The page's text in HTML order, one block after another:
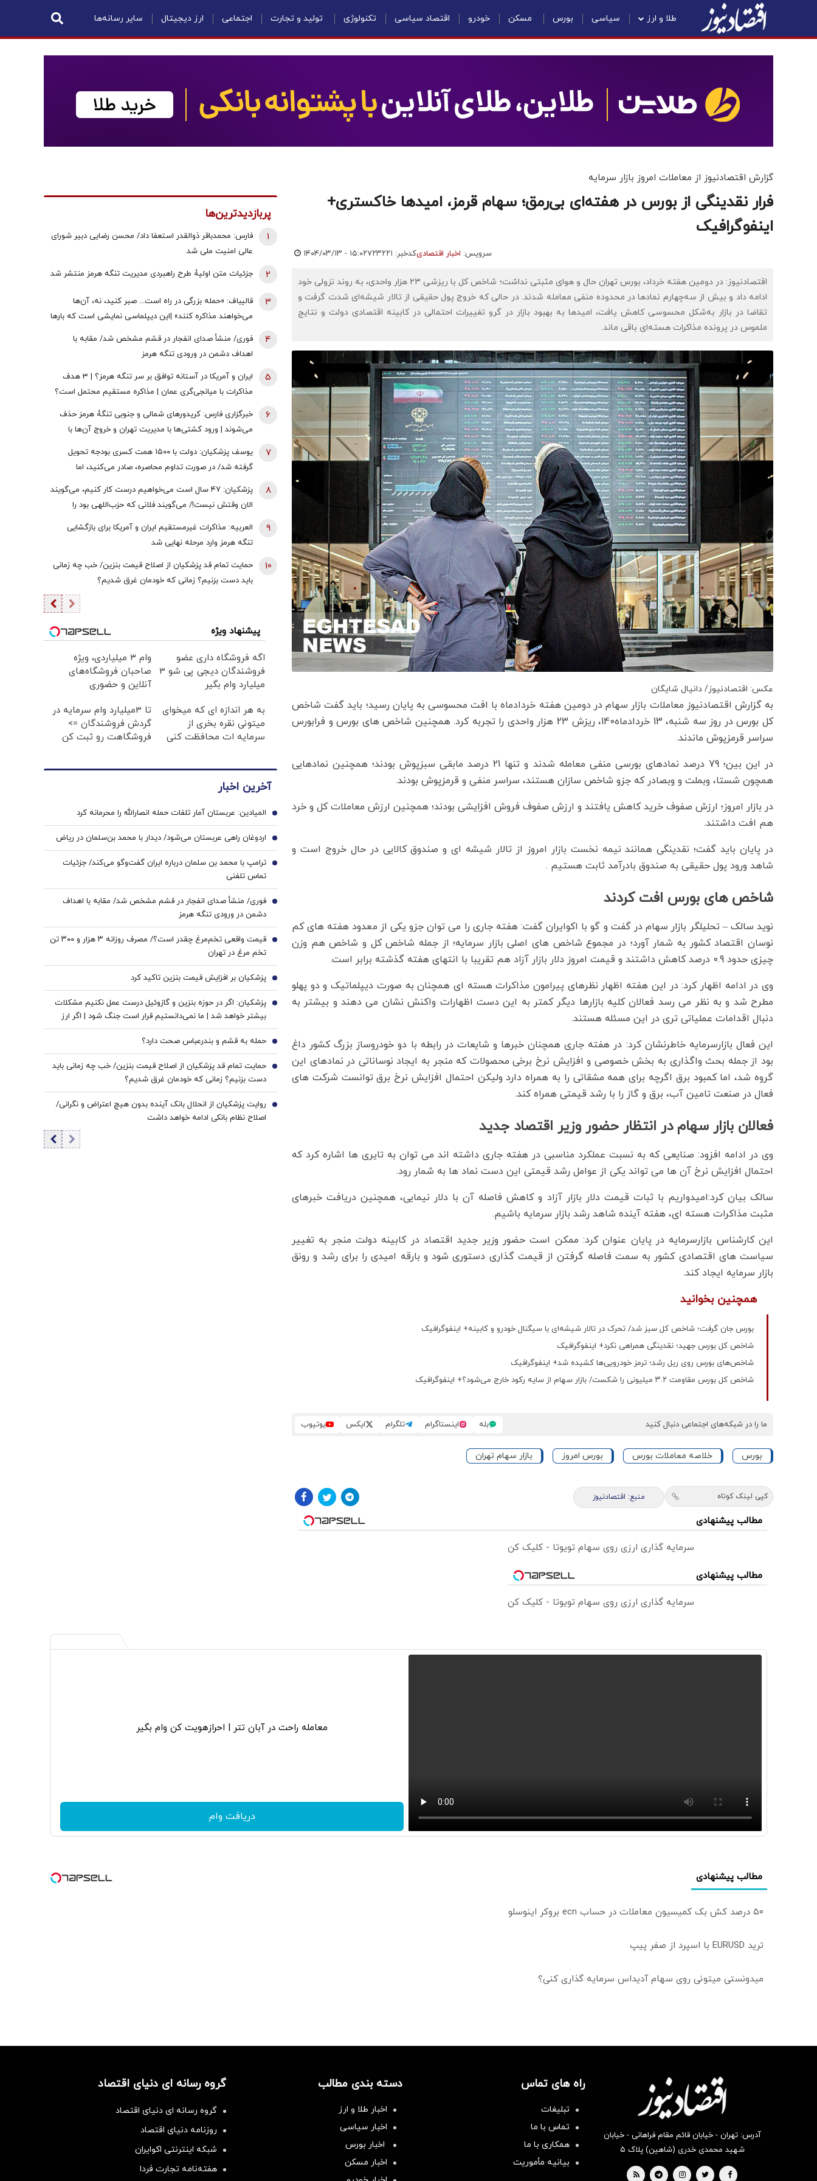
طلا و ارز سیاسی بورس مسکن خودرو اقتصاد سیاسی تکنولوژی تولید و تجارت اجتماعی ارز دیجیتال سایر رسانه‌ها
گزارش اقتصادنیوز از معاملات امروز بازار سرمایه
فرار نقدینگی از بورس در هفته‌ای بی‌رمق؛ سهام قرمز، امیدها خاکستری+
اینفوگرافیک
سرویس: اخبار اقتصادیکدخبر: ۷۲۳۲۲۱ ۱۴۰۴/۰۳/۱۳ - ۱۵:۰۲
اقتصادنیوز: در دومین هفته خرداد، بورس تهران حال و هوای مثبتی نداشت؛ شاخص کل با ریزشی ۲۳ هزار واحدی، به روند نزولی خود
ادامه داد و بیش از سه‌چهارم نمادها در محدوده منفی معامله شدند. در حالی که خروج پول حقیقی از تالار شیشه‌ای شدت گرفت و
تقاضا در بازار به‌شکل محسوسی کاهش یافت، امیدها به بهبود بازار در گرو تغییرات احتمالی در کابینه اقتصادی دولت و نتایج
ملموس در پرونده مذاکرات هسته‌ای باقی ماند.
عکس: اقتصادنیوز/ دانیال شایگان
به گزارش اقتصادنیوز معاملات بازار سهام در دومین هفته خردادماه با افت محسوسی به پایان رسید؛ باید گفت شاخص
کل بورس در روز سه شنبه، 13 خردادماه140، ریزش 23 هزار واحدی را تجربه کرد. همچنین شاخص های بورس و فرابورس
سراسر قرمزپوش ماندند.
در این بین؛ 79 درصد نمادهای بورسی منفی معامله شدند و تنها 21 درصد مابقی سبزپوش بودند؛ همچنین نمادهایی
همچون شستا، وبملت و وبصادر که جزو شاخص سازان هستند، سراسر منفی و قرمزپوش بودند.
در بازار امروز؛ ارزش صفوف خرید کاهش یافتند و ارزش صفوف فروش افزایشی بودند؛ همچنین ارزش معاملات کل و خرد
هم افت داشتند.
در پایان باید گفت؛ نقدینگی همانند نیمه نخست بازار امروز از تالار شیشه ای و صندوق کالایی در حال خروج است و
شاهد ورود پول حقیقی به صندوق بادرآمد ثابت هستیم .
شاخص های بورس افت کردند
نوید سالک – تحلیلگر بازار سهام در گفت و گو با اکوایران گفت: هفته جاری را ­می­ توان جزو یکی از معدود هفته های کم
نوسان اقتصاد کشور به شمار آورد؛ در مجموع شاخص های اصلی بازار سرمایه؛ از جمله شاخص کل و شاخص هم وزن
چیزی حدود 0.9 درصد کاهش داشتند و قیمت امروز دلار بازار آزاد هم تقریبا با انتهای هفته گذشته برابر است.
وی در ادامه اظهار کرد: در این هفته اظهار نظرهای پیرامون مذاکرات هسته ای همچنان به صورت دیپلماتیک و دو پهلو
مطرح شد و به نظر می رسد فعالان کلیه بازارها دیگر کمتر به این دست اظهارات واکنش نشان می دهند و بیشتر به
دنبال اقدامات عملیاتی تری در این مسئله هستند.
این فعال بازارسرمایه خاطرنشان کرد: در هفته جاری همچنان خبرها و شایعات در رابطه با دو خودروساز بزرگ کشور داغ
بود از جمله بحث واگذاری به بخش خصوصی و افزایش نرخ برخی محصولات که منجر به ایجاد نوساناتی در نمادهای این
گروه شد، اما کمبود برق اگرچه برای همه مشقاتی را به همراه دارد ولیکن احتمال افزایش نرخ برق توانست شرکت های
فعال در صنعت تامین آب، برق و گاز را با رشد قیمتی همراه کند.
فعالان بازار سهام در انتظار حضور وزیر اقتصاد جدید
وی در ادامه افزود: صنایعی که به نسبت عملکرد مناسبی در هفته جاری داشته اند می توان به تایری ها اشاره کرد که
احتمال افزایش نرخ آن ها می تواند یکی از عوامل رشد قیمتی این دست نماد ها به شمار رود.
سالک بیان کرد:امیدواریم با ثبات قیمت دلار بازار آزاد و کاهش فاصله آن با دلار نیمایی، همچنین دریافت خبرهای
مثبت مذاکرات هسته ای، هفته آینده شاهد رشد بازار سرمایه باشیم.
این کارشناس بازارسرمایه در پایان عنوان کرد: ممکن است حضور وزیر جدید اقتصاد در کابینه دولت منجر به تغییر
سیاست های اقتصادی کشور به سمت فاصله گرفتن از قیمت گذاری دستوری شود و بارقه امیدی را برای رشد و رونق
بازار سرمایه ایجاد کند.
همچنین بخوانید
بورس جان گرفت؛ شاخص کل سبز شد/ تحرک در تالار شیشه‌ای با سیگنال خودرو و کابینه+ اینفوگرافیک
شاخص کل بورس جهید؛ نقدینگی همراهی نکرد+ اینفوگرافیک
شاخص‌های بورس روی ریل رشد؛ ترمز خودرویی‌ها کشیده شد+ اینفوگرافیک
شاخص کل بورس مقاومت ۳.۲ میلیونی را شکست/ بازار سهام از سایه رکود خارج می‌شود؟+ اینفوگرافیک
ما را در شبکه‌های اجتماعی دنبال کنید بله اینستاگرام تلگرام ایکس یوتیوب
بورس خلاصه معاملات بورس بورس امروز بازار سهام تهران
کپی لینک کوتاه منبع: اقتصادنیوز
مطالب پیشنهادی
سرمایه گذاری ارزی روی سهام تویوتا - کلیک کن
مطالب پیشنهادی
سرمایه گذاری ارزی روی سهام تویوتا - کلیک کن
پربازدیدترین‌ها
فارس: محمدباقر ذوالقدر استعفا داد/ محسن رضایی دبیر شورای
عالی امنیت ملی شد
1
جزئیات متن اولیۀ طرح راهبردی مدیریت تنگه هرمز منتشر شد 2
قالیباف: «حمله بزرگی در راه است... صبر کنید، نه، آن‌ها
می‌خواهند مذاکره کنند» |این دیپلماسی نمایشی است که بارها
تکرار شده است
3
فوری/ منشأ صدای انفجار در قشم مشخص شد/ مقابه با
اهداف دشمن در ورودی تنگه هرمز
4
ایران و آمریکا در آستانه توافق بر سر تنگه هرمز؟ | 3 هدف
مذاکرات با میانجی‌گری عمان | مذاکره مستقیم محتمل است؟
5
خبرگزاری فارس: کریدورهای شمالی و جنوبی تنگۀ هرمز حذف
می‌شوند | ورود کشتی‌ها با مدیریت تهران و خروج آن‌ها با
تنگه در قالب بهای خدمات است
6
یوسف پزشکیان: دولت با ۱۵۰۰ همت کسری بودجه تحویل
گرفته شد/ در صورت تداوم محاصره، صادر می‌کنید، اما
7
پزشکیان: ۴۷ سال است می‌خواهیم درست کار کنیم، می‌گویند
الان وقتش نیست!/ می‌گویند فلانی که حزب‌اللهی بود را
8
العربیه: مذاکرات غیرمستقیم ایران و آمریکا برای بازگشایی
تنگه هرمز وارد مرحله نهایی شد
9
حمایت تمام قد پزشکیان از اصلاح قیمت بنزین/ خب چه زمانی
باید دست بزنیم؟ زمانی که خودمان غرق شدیم؟
10
پیشنهاد ویژه
اگه فروشگاه داری عضو
فروشندگان دیجی پی شو 3
میلیارد وام بگیر
وام ۳ میلیاردی، ویژه
صاحبان فروشگاه‌های
آنلاین و حضوری
به هر اندازه ای که میخوای
میتونی نقره بخری از
سرمایه ات محافظت کنی
تا 3میلیارد وام سرمایه در
گردش فروشندگان =>
فروشگاهت رو ثبت کن
آخرین اخبار
المیادین: عربستان آمار تلفات حمله انصارالله را محرمانه کرد 1
اردوغان راهی عربستان می‌شود/ دیدار با محمد بن‌سلمان در ریاض 2
ترامپ با محمد بن سلمان درباره ایران گفت‌وگو می‌کند/ جزئیات
تماس تلفنی
3
فوری/ منشأ صدای انفجار در قشم مشخص شد/ مقابه با اهداف
دشمن در ورودی تنگه هرمز
4
قیمت واقعی تخم‌مرغ چقدر است؟/ مصرف روزانه ۳ هزار و ۳۰۰ تن
تخم مرغ در تهران
5
پزشکیان بر افزایش قیمت بنزین تاکید کرد 6
پزشکیان: اگر در حوزه بنزین و گازوئیل درست عمل نکنیم مشکلات
بیشتر خواهد شد | ما نمی‌دانستیم قرار است جنگ شود | اگر ارز
ترجیحی حذف نمی شد با شروع جنگ قحطی در بازار قطعی بود
7
حمله به قشم و بندرعباس صحت دارد؟ 8
حمایت تمام قد پزشکیان از اصلاح قیمت بنزین/ خب چه زمانی باید
دست بزنیم؟ زمانی که خودمان غرق شدیم؟
9
روایت پزشکیان از انحلال بانک آینده بدون هیچ اعتراض و نگرانی/
اصلاح نظام بانکی ادامه خواهد داشت
10
معامله راحت در آبان تتر | احرازهویت کن وام بگیر
دریافت وام
مطالب پیشنهادی
۵۰ درصد کش بک کمیسیون معاملات در حساب ecn بروکر اینوسلو
ترید EURUSD با اسپرد از صفر پیپ
میدونستی میتونی روی سهام آدیداس سرمایه گذاری کنی؟
آدرس: تهران - خیابان قائم مقام فراهانی - خیابان
شهید محمدی خدری (شاهین) پلاک ۵
راه های تماس
تبلیغات
تماس با ما
همکاری با ما
بیانیه مأموریت
دسته بندی مطالب
اخبار طلا و ارز
اخبار سیاسی
اخبار بورس
اخبار مسکن
گروه رسانه ای دنیای اقتصاد
گروه رسانه ای دنیای اقتصاد
روزنامه دنیای اقتصاد
شبکه اینترنتی اکوایران
هفته‌نامه تجارت فردا